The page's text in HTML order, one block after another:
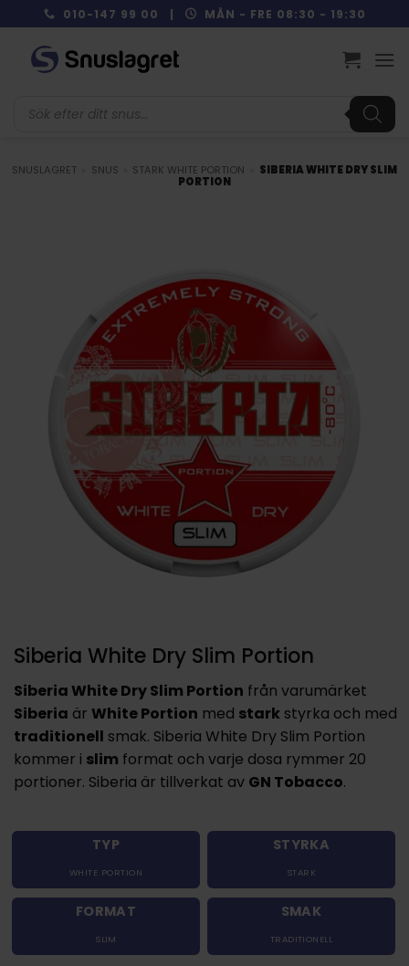
to
content
010-147 99 00 | MÅN - FRE 08:30 - 19:30
SNUSLAGRET SNUS STARK WHITE PORTION
SIBERIA WHITE DRY SLIM
PORTION
Siberia White Dry Slim Portion
Siberia White Dry Slim Portion från varumärket
Siberia är White Portion med stark styrka och med
traditionell smak. Siberia White Dry Slim Portion
kommer i slim format och varje dosa rymmer 20
portioner. Siberia är tillverkat av GN Tobacco.
TYP
WHITE PORTION
STYRKA
STARK
FORMAT
SLIM
SMAK
TRADITIONELL